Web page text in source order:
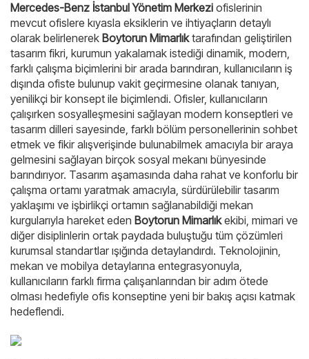
Mercedes-Benz İstanbul Yönetim Merkezi ofislerinin
mevcut ofislere kıyasla eksiklerin ve ihtiyaçların detaylı
olarak belirlenerek Boytorun Mimarlıktarafından geliştirilen
tasarım fikri, kurumun yakalamak istediği dinamik, modern,
farklı çalışma biçimlerini bir arada barındıran, kullanıcıların iş
dışında ofiste bulunup vakit geçirmesine olanak tanıyan,
yenilikçi bir konsept ile biçimlendi. Ofisler, kullanıcıların
çalışırken sosyalleşmesini sağlayan modern konseptleri ve
tasarım dilleri sayesinde, farklı bölüm personellerinin sohbet
etmek ve fikir alışverişinde bulunabilmek amacıyla bir araya
gelmesini sağlayan birçok sosyal mekanı bünyesinde
barındırıyor. Tasarım aşamasında daha rahat ve konforlu bir
çalışma ortamı yaratmak amacıyla, sürdürülebilir tasarım
yaklaşımı ve işbirlikçi ortamın sağlanabildiği mekan
kurgularıyla hareket eden Boytorun Mimarlıkekibi, mimari ve
diğer disiplinlerin ortak paydada buluştuğu tüm çözümleri
kurumsal standartlar ışığında detaylandırdı. Teknolojinin,
mekan ve mobilya detaylarına entegrasyonuyla,
kullanıcıların farklı firma çalışanlarından bir adım ötede
olması hedefiyle ofis konseptine yeni bir bakış açısı katmak
hedeflendi.